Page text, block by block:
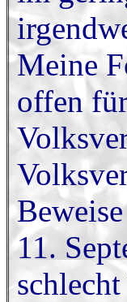
Meine
offen
11.